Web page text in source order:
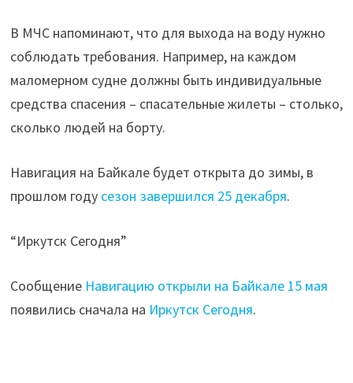
В МЧС напоминают, что для выхода на воду нужно
соблюдать требования. Например, на каждом
маломерном судне должны быть индивидуальные
средства спасения – спасательные жилеты – столько,
сколько людей на борту.
Навигация на Байкале будет открыта до зимы, в
прошлом году сезон завершился 25 декабря.
“Иркутск Сегодня”
Сообщение Навигацию открыли на Байкале 15 мая
появились сначала на Иркутск Сегодня.